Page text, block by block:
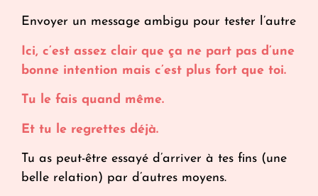
Envoyer un message ambigu pour tester l’autre
Ici, c’est assez clair que ça ne part pas d’une
bonne intention mais c’est plus fort que toi.
Tu le fais quand même.
Et tu le regrettes déjà.
Tu as peut-être essayé d’arriver à tes fins (une
belle relation) par d’autres moyens.